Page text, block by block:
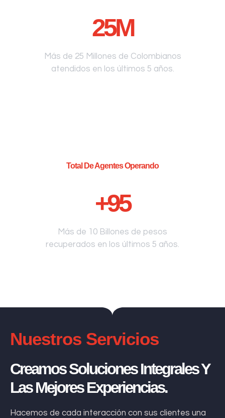
25M
Más de 25 Millones de Colombianos
atendidos en los últimos 5 años.
Total De Agentes Operando
+95
Más de 10 Billones de pesos
recuperados en los últimos 5 años.
Nuestros Servicios
Creamos Soluciones Integrales Y
Las Mejores Experiencias.
Hacemos de cada interacción con sus clientes una